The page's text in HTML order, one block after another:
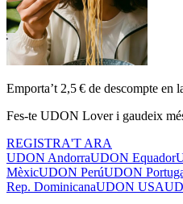
Emporta’t 2,5 € de descompte en
Fes-te UDON Lover i gaudeix
REGISTRA'T ARA
UDON AndorraUDON Equador
MèxicUDON PerúUDON
Rep. DominicanaUDON USA